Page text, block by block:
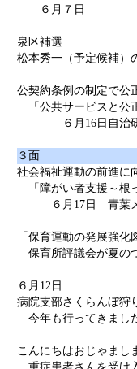
６月７日
泉区補選
松本秀一（予定候補）
公契約条例の制定で公
「公共サービスと公
６月16日自治研
３面
社会福祉運動の前進に
「障がい者支援～根
６月17日 青葉メ
「保育運動の発展強化
保育所評議会が夏の
６月12日
病院支部さくらんぼ狩
今年も行ってきまし
こんにちはおじゃまし